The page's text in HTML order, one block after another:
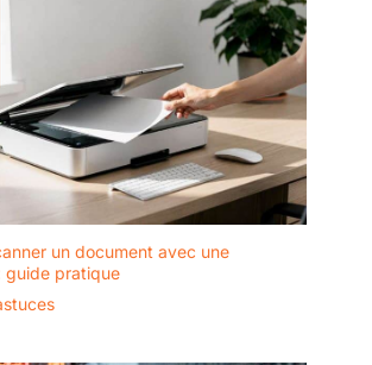
un document avec une
guide pratique